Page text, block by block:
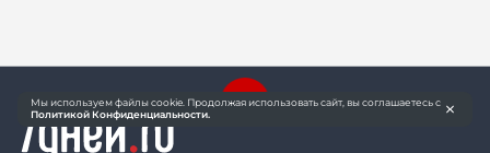
Мы используем файлы cookie. Продолжая использовать сайт, вы соглашаетесь с
Политикой Конфиденциальности.